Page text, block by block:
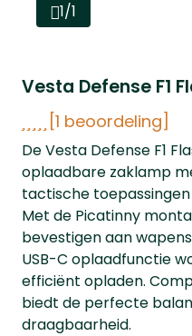
1/1
Vesta Defense F1
[1 beoordeling]
De Vesta Defense F1
oplaadbare zaklamp
tactische
Met de Picatinny
bevestigen aan
USB-C oplaadfunctie
efficiënt opladen.
biedt de perfecte
draagbaarheid.